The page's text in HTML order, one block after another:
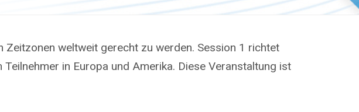
Zeitzonen weltweit gerecht zu werden. Session 1 richtet
in Europa und Amerika. Diese Veranstaltung ist